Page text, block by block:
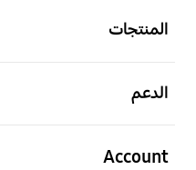
المنتجات
الدعم
Account